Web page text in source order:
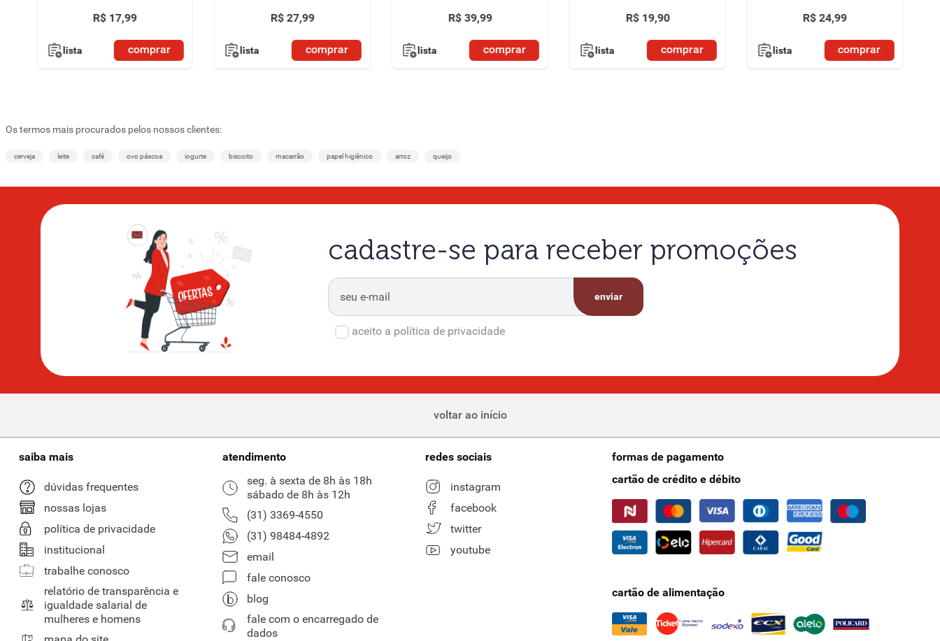
R$ 17,99
lista comprar
R$ 27,99
lista comprar
R$ 39,99
lista comprar
R$ 19,90
lista comprar
R$ 24,99
lista comprar
Os termos mais procurados pelos nossos clientes:
cerveja leite café ovo páscoa iogurte biscoito macarrão papel higiênico arroz queijo
cadastre-se para receber promoções
enviar
aceito a política de privacidade
voltar ao início
saiba mais
dúvidas frequentes
nossas lojas
política de privacidade
institucional
trabalhe conosco
relatório de transparência e
igualdade salarial de
mulheres e homens
atendimento
seg. à sexta de 8h às 18h
sábado de 8h às 12h
(31) 3369-4550
(31) 98484-4892
email
fale conosco
blog
fale com o encarregado de
dados
redes sociais
instagram
facebook
twitter
youtube
formas de pagamento
cartão de crédito e débito
cartão de alimentação